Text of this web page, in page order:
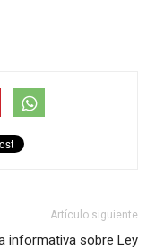
Artículo siguiente
informativa sobre Ley